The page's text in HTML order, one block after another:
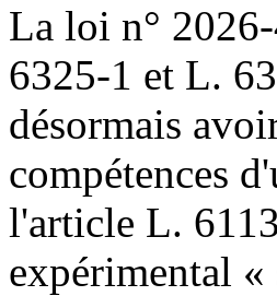
La loi n°
6325-1 et L.
désormais
compétences
l'article L.
expérimental «